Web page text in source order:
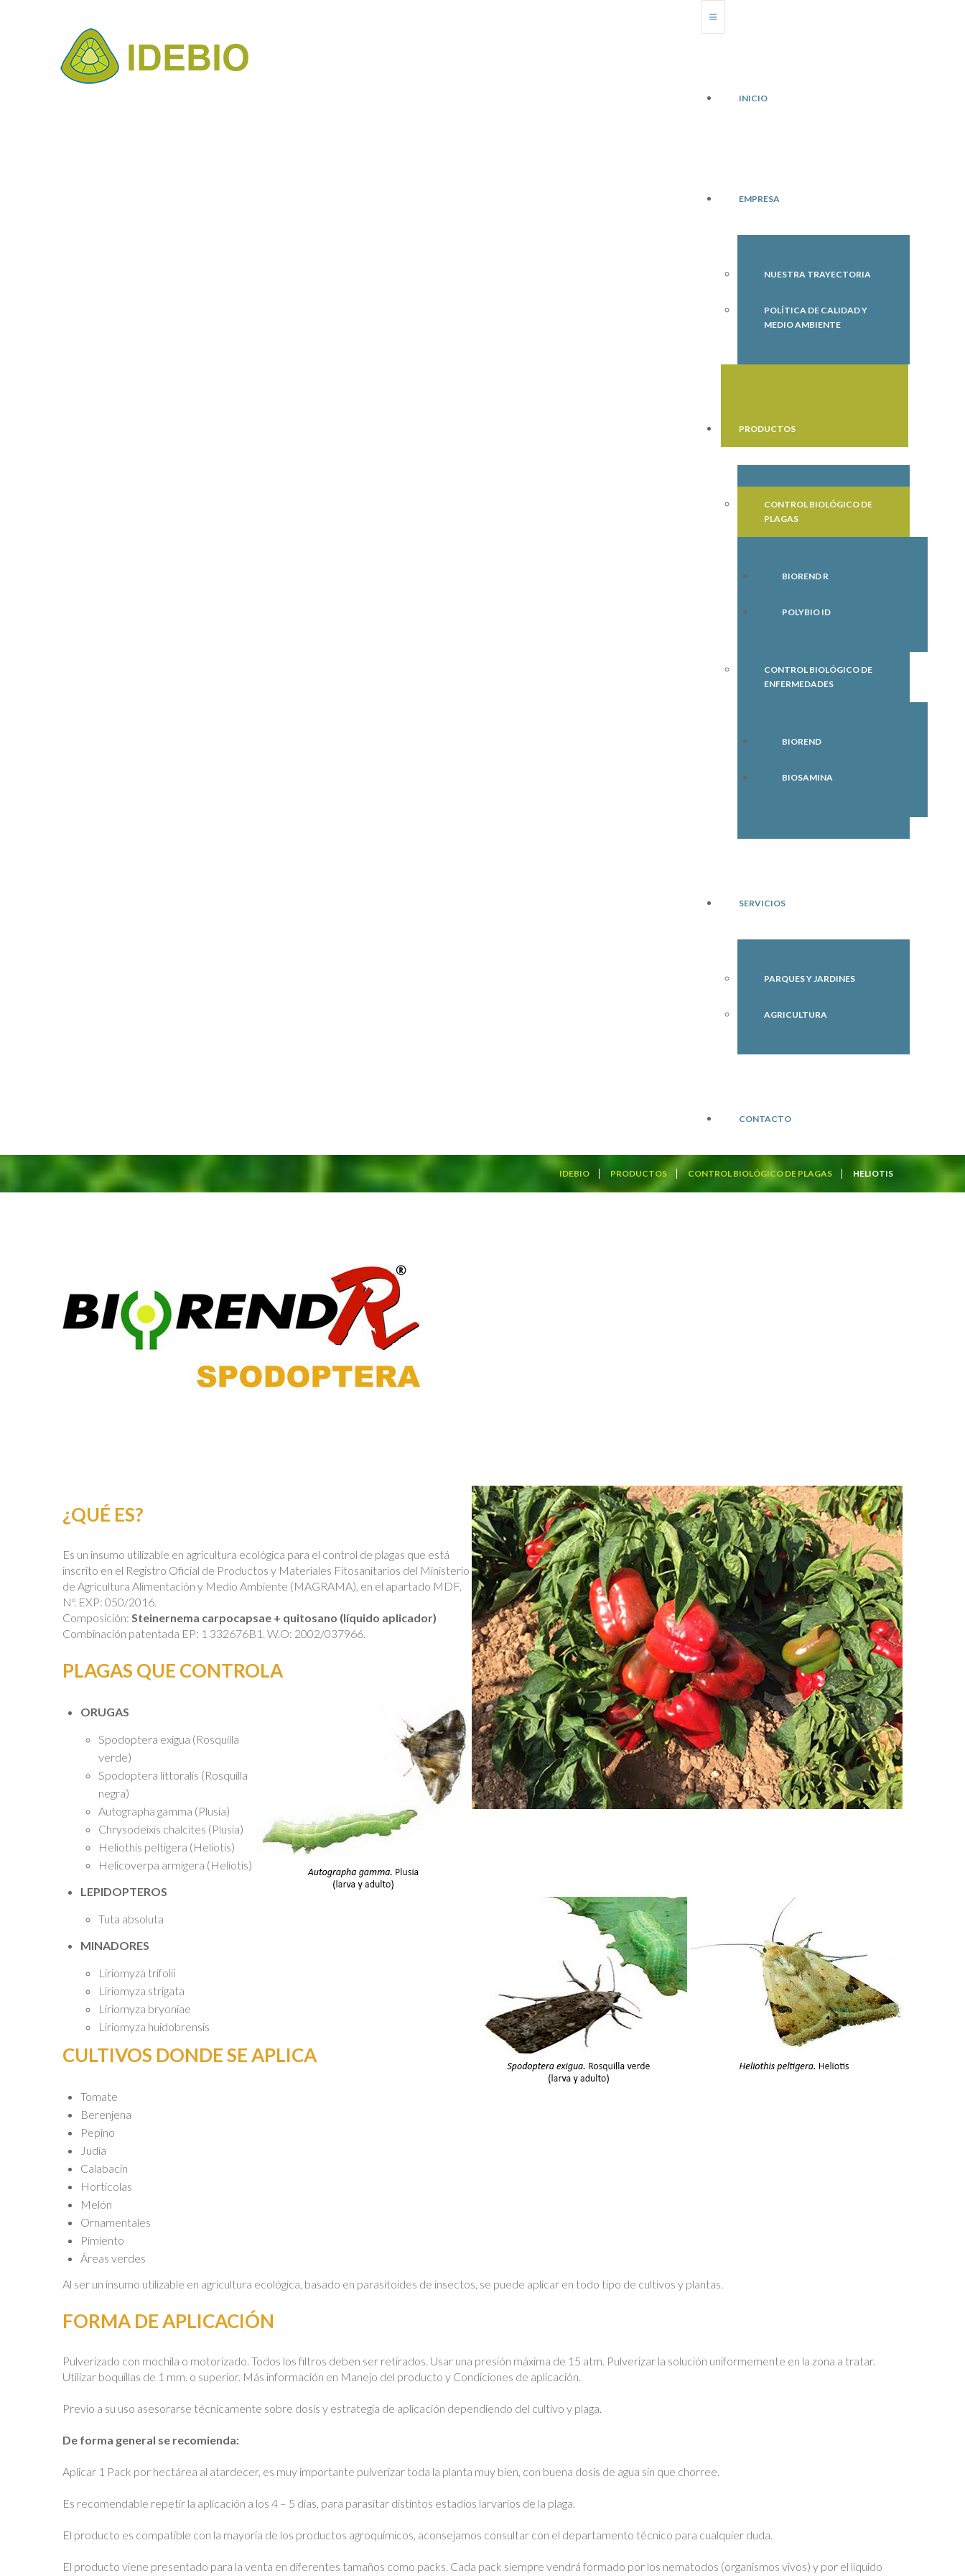
INICIO
EMPRESA
NUESTRA TRAYECTORIA
POLÍTICA DE CALIDAD Y
MEDIO AMBIENTE
PRODUCTOS
CONTROL BIOLÓGICO DE
PLAGAS
BIOREND R
POLYBIO ID
CONTROL BIOLÓGICO DE
ENFERMEDADES
BIOREND
BIOSAMINA
SERVICIOS
PARQUES Y JARDINES
AGRICULTURA
CONTACTO
IDEBIO PRODUCTOS CONTROL BIOLÓGICO DE PLAGAS HELIOTIS
¿QUÉ ES?
Es un insumo utilizable en agricultura ecológica para el control de plagas que está
inscrito en el Registro Oficial de Productos y Materiales Fitosanitarios del Ministerio
de Agricultura Alimentación y Medio Ambiente (MAGRAMA), en el apartado MDF.
Nº. EXP: 050/2016.
Composición: Steinernema carpocapsae + quitosano (líquido aplicador)
Combinación patentada EP: 1 332676B1. W.O: 2002/037966.
PLAGAS QUE CONTROLA
ORUGAS
Spodoptera exigua (Rosquilla
verde)
Spodoptera littoralis (Rosquilla
negra)
Autographa gamma (Plusia)
Chrysodeixis chalcites (Plusia)
Heliothis peltigera (Heliotis)
Helicoverpa armigera (Heliotis)
LEPIDOPTEROS
Tuta absoluta
MINADORES
Liriomyza trifolii
Liriomyza strigata
Liriomyza bryoniae
Liriomyza huidobrensis
CULTIVOS DONDE SE APLICA
Tomate
Berenjena
Pepino
Judía
Calabacín
Hortícolas
Melón
Ornamentales
Pimiento
Áreas verdes
Al ser un insumo utilizable en agricultura ecológica, basado en parasitoides de insectos, se puede aplicar en todo tipo de cultivos y plantas.
FORMA DE APLICACIÓN
Pulverizado con mochila o motorizado. Todos los filtros deben ser retirados. Usar una presión máxima de 15 atm. Pulverizar la solución uniformemente en la zona a tratar.
Utilizar boquillas de 1 mm. o superior. Más información en Manejo del producto y Condiciones de aplicación.
Previo a su uso asesorarse técnicamente sobre dosis y estrategia de aplicación dependiendo del cultivo y plaga.
De forma general se recomienda:
Aplicar 1 Pack por hectárea al atardecer, es muy importante pulverizar toda la planta muy bien, con buena dosis de agua sin que chorree.
Es recomendable repetir la aplicación a los 4 – 5 días, para parasitar distintos estadios larvarios de la plaga.
El producto es compatible con la mayoría de los productos agroquímicos, aconsejamos consultar con el departamento técnico para cualquier duda.
El producto viene presentado para la venta en diferentes tamaños como packs. Cada pack siempre vendrá formado por los nematodos (organismos vivos) y por el líquido